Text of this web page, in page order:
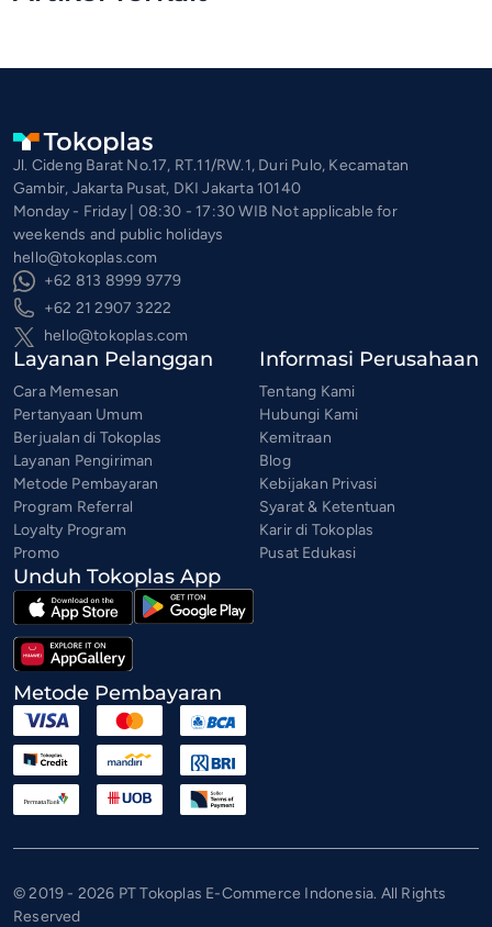
Jl. Cideng Barat No.17, RT.11/RW.1, Duri Pulo, Kecamatan
Gambir, Jakarta Pusat, DKI Jakarta 10140
Monday - Friday | 08:30 - 17:30 WIB Not applicable for
weekends and public holidays
hello@tokoplas.com
+62 813 8999 9779
+62 21 2907 3222
hello@tokoplas.com
Layanan Pelanggan
Cara Memesan
Pertanyaan Umum
Berjualan di Tokoplas
Layanan Pengiriman
Metode Pembayaran
Program Referral
Loyalty Program
Promo
Informasi Perusahaan
Tentang Kami
Hubungi Kami
Kemitraan
Blog
Kebijakan Privasi
Syarat & Ketentuan
Karir di Tokoplas
Pusat Edukasi
Unduh Tokoplas App
Metode Pembayaran
© 2019 - 2026 PT Tokoplas E-Commerce Indonesia. All Rights
Reserved